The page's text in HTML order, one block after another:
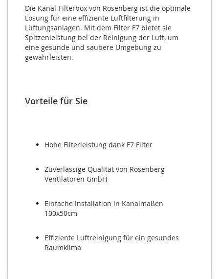
Die Kanal-Filterbox von Rosenberg ist die optimale
Lösung für eine effiziente Luftfilterung in
Lüftungsanlagen. Mit dem Filter F7 bietet sie
Spitzenleistung bei der Reinigung der Luft, um
eine gesunde und saubere Umgebung zu
gewährleisten.
Vorteile für Sie
Hohe Filterleistung dank F7 Filter
Zuverlässige Qualität von Rosenberg
Ventilatoren GmbH
Einfache Installation in Kanalmaßen
100x50cm
Effiziente Luftreinigung für ein gesundes
Raumklima